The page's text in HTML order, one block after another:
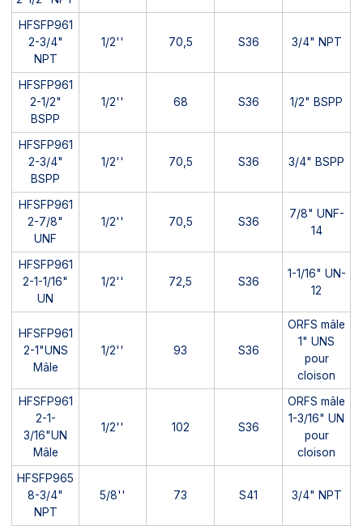
HFSFP961
2-3/4"
NPT
1/2'' 70,5 S36 3/4" NPT
HFSFP961
2-1/2"
BSPP
1/2'' 68 S36 1/2" BSPP
HFSFP961
2-3/4"
BSPP
1/2'' 70,5 S36 3/4" BSPP
HFSFP961
2-7/8"
UNF
1/2'' 70,5 S36
7/8" UNF-
14
HFSFP961
2-1-1/16"
UN
1/2'' 72,5 S36
1-1/16" UN-
12
HFSFP961
2-1"UNS
Mâle
1/2'' 93 S36
ORFS mâle
1" UNS
pour
cloison
HFSFP961
2-1-
3/16"UN
Mâle
1/2'' 102 S36
ORFS mâle
1-3/16" UN
pour
cloison
HFSFP965
8-3/4"
NPT
5/8'' 73 S41 3/4" NPT